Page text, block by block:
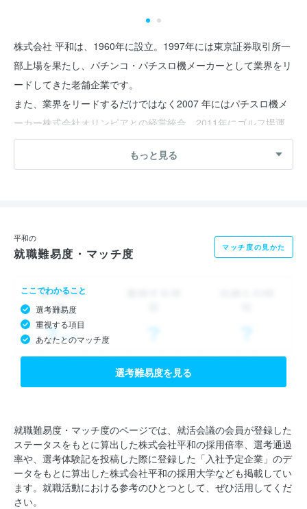
株式会社 平和は、1960年に設立。1997年には東京証券取引所一
部上場を果たし、パチンコ・パチスロ機メーカーとして業界をリ
ードしてきた老舗企業です。
また、業界をリードするだけではなく2007 年にはパチスロ機メ
ーカー株式会社オリンピアとの経営統合、2011年にゴルフ場運
営会社PGMホールディングス(株)(現 パシフィックゴルフマネ
ージメント(株)) の連結子会社化など事業の幅を広げ、常に成長
「もっと楽しめる未来をつくろう」の言葉どおり、みなさまの心
が豊かになる時間を提供し続けていきます。
現在、パチンコ・パチスロはソフトウェアの開発、機械設計、キ
ャラクター、音響制作、などの様々な工程を経て技術が凝縮され
た最高のアミューズメントマシンです。今日ではパチンコ・パチ
しい可能性を秘めています。あなたの新しい発想や力を試す機会
が平和にはあります。
もっと見る
平和の
就職難易度・マッチ度 マッチ度の見かた
ここでわかること
選考難易度
重視する項目
あなたとのマッチ度
選考難易度を見る
就職難易度・マッチ度のページでは、就活会議の会員が登録した
ステータスをもとに算出した株式会社平和の採用倍率、選考通過
率や、選考体験記を投稿した際に登録した「入社予定企業」のデ
ータをもとに算出した株式会社平和の採用大学なども掲載してい
ます。就職活動における参考のひとつとして、ぜひ活用してくだ
さい。